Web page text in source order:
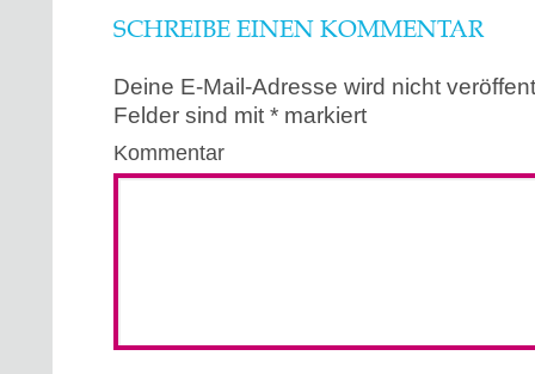
SCHREIBE EINEN KOMMENTAR
Deine E-Mail-Adresse wird nicht
Felder sind mit * markiert
Kommentar